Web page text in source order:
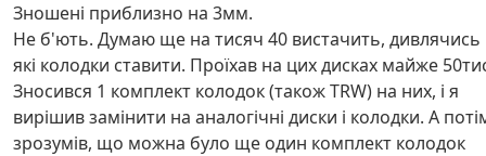
Зношені приблизно на 3мм.
Не б'ють. Думаю ще на тисяч 40 вистачить, дивлячись
які колодки ставити. Проїхав на цих дисках майже
Зносився 1 комплект колодок (також TRW) на них, і я
вирішив замінити на аналогічні диски і колодки. А
зрозумів, що можна було ще один комплект колодок